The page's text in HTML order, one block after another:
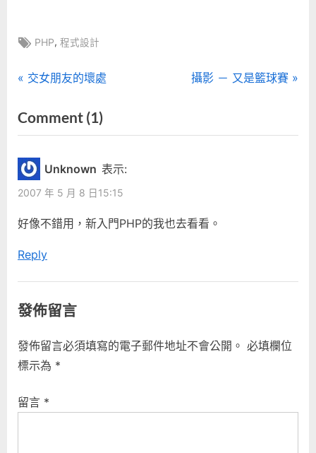
Tags:
PHP,程式設計
文
章
導
覽
P
e
v
i
o
u
s
o
:
交女朋友的壞處
N
t
t
攝影 － 又是籃球賽
Comment (1)on
“PHP
梨
Unknown 表示:
2007 年 5 月 8 日15:15
好像不錯用，新入門PHP的我也去看看。
Reply
發佈留言
發佈留言必須填寫的電子郵件地址不會公開。 必填欄位
標示為 *
留言 *